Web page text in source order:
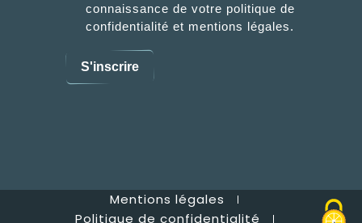
connaissance de votre politique de
confidentialité et mentions légales.
S'inscrire
Mentions légales
Politique de confidentialité